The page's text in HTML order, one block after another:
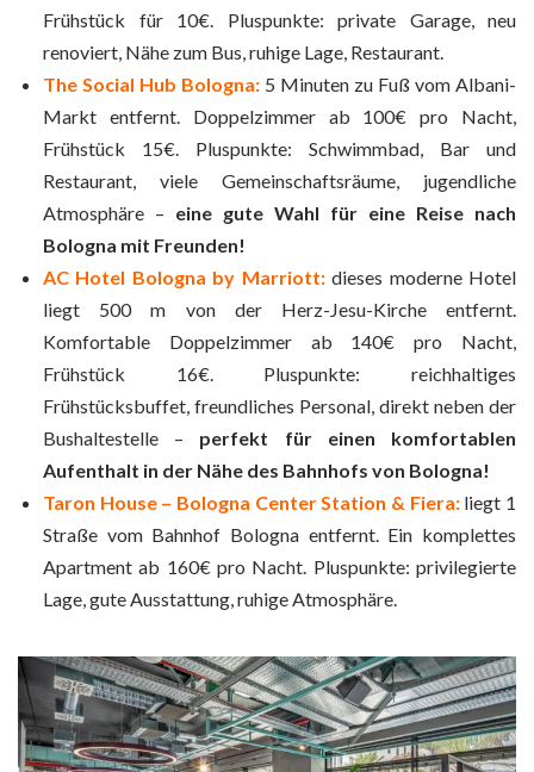
Frühstück für 10€. Pluspunkte: private Garage, neu
renoviert, Nähe zum Bus, ruhige Lage, Restaurant.
The Social Hub Bologna: 5 Minuten zu Fuß vom Albani-
Markt entfernt. Doppelzimmer ab 100€ pro Nacht,
Frühstück 15€. Pluspunkte: Schwimmbad, Bar und
Restaurant, viele Gemeinschaftsräume, jugendliche
Atmosphäre – eine gute Wahl für eine Reise nach
Bologna mit Freunden!
AC Hotel Bologna by Marriott:dieses moderne Hotel
liegt 500 m von der Herz-Jesu-Kirche entfernt.
Komfortable Doppelzimmer ab 140€ pro Nacht,
Frühstück 16€. Pluspunkte: reichhaltiges
Frühstücksbuffet, freundliches Personal, direkt neben der
Bushaltestelle – perfekt für einen komfortablen
Aufenthalt in der Nähe des Bahnhofs von Bologna!
Taron House – Bologna Center Station & Fiera:liegt 1
Straße vom Bahnhof Bologna entfernt. Ein komplettes
Apartment ab 160€ pro Nacht. Pluspunkte: privilegierte
Lage, gute Ausstattung, ruhige Atmosphäre.